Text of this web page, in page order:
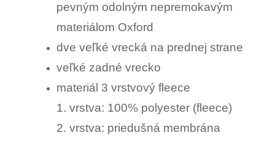
pevným odolným nepremokavým
materiálom Oxford
dve veľké vrecká na prednej strane
veľké zadné vrecko
materiál 3 vrstvový fleece
1. vrstva: 100% polyester (fleece)
2. vrstva: priedušná membrána